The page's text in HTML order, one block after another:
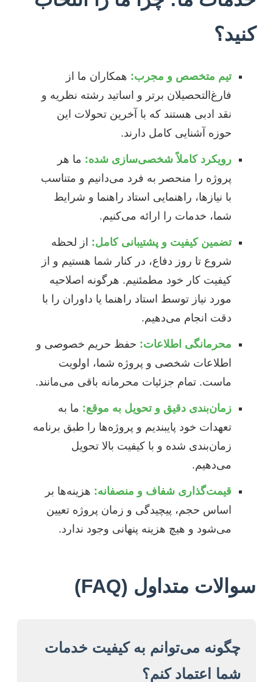
کنید؟
تیم متخصص و مجرب: همکاران ما از
فارغ‌التحصیلان برتر و اساتید رشته نظریه و
نقد ادبی هستند که با آخرین تحولات این
حوزه آشنایی کامل دارند.
رویکرد کاملاً شخصی‌سازی شده: ما هر
پروژه را منحصر به فرد می‌دانیم و متناسب
با نیازها، راهنمایی استاد راهنما و شرایط
شما، خدمات را ارائه می‌کنیم.
تضمین کیفیت و پشتیبانی کامل: از لحظه
شروع تا روز دفاع، در کنار شما هستیم و از
کیفیت کار خود مطمئنیم. هرگونه اصلاحیه
مورد نیاز توسط استاد راهنما یا داوران را با
دقت انجام می‌دهیم.
محرمانگی اطلاعات: حفظ حریم خصوصی و
اطلاعات شخصی و پروژه شما، اولویت
ماست. تمام جزئیات محرمانه باقی می‌مانند.
زمان‌بندی دقیق و تحویل به موقع: ما به
تعهدات خود پایبندیم و پروژه‌ها را طبق برنامه
زمان‌بندی شده و با کیفیت بالا تحویل
می‌دهیم.
قیمت‌گذاری شفاف و منصفانه: هزینه‌ها بر
اساس حجم، پیچیدگی و زمان پروژه تعیین
می‌شود و هیچ هزینه پنهانی وجود ندارد.
سوالات متداول (FAQ)
چگونه می‌توانم به کیفیت خدمات
شما اعتماد کنم؟